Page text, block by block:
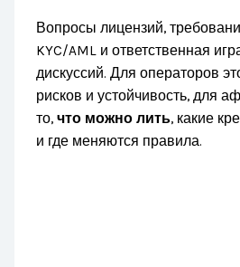
Вопросы лицензий,
KYC/AML и ответственная
дискуссий. Для операторов
рисков и устойчивость, для
то,что можно лить, какие
и где меняются правила.